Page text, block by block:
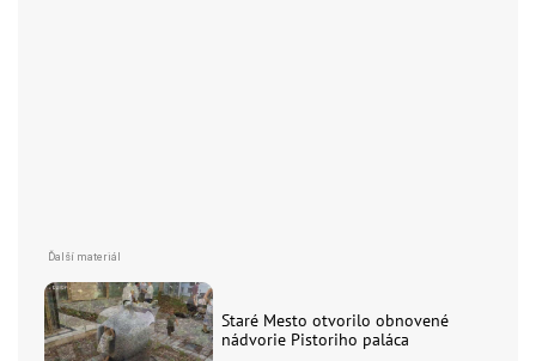
Staré Mesto otvorilo obnovené
nádvorie Pistoriho paláca